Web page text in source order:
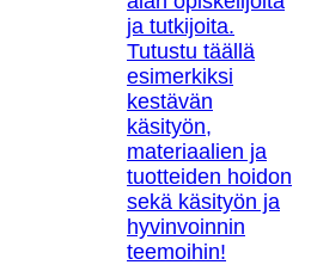
ja tutkijoita.
Tutustu täällä
esimerkiksi
kestävän
käsityön,
materiaalien ja
tuotteiden hoidon
sekä käsityön ja
hyvinvoinnin
teemoihin!